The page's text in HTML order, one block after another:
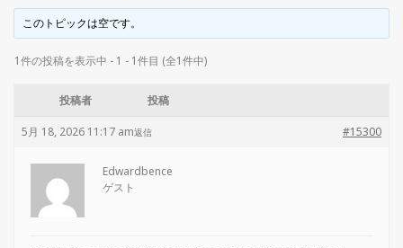
このトピックは空です。
1件の投稿を表示中 - 1 - 1件目 (全1件中)
投稿者 投稿
5月 18, 2026 11:17 am #15300
返信
Edwardbence
ゲスト